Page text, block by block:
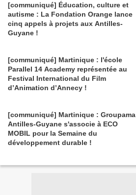
[communiqué] Éducation, culture et
autisme : La Fondation Orange lance
cinq appels à projets aux Antilles-
Guyane !
[communiqué] Martinique : l'école
Parallel 14 Academy représentée au
Festival International du Film
d’Animation d’Annecy !
[communiqué] Martinique : Groupama
Antilles-Guyane s'associe à ECO
MOBIL pour la Semaine du
développement durable !